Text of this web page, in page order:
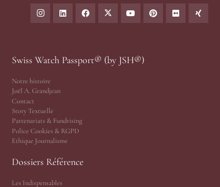
Swiss Watch Passport® (by JSH®)
Notre histoire
Joël A. Grandjean
Contact
Story Textuelle
Partenariats & Fundrising
Police Cookies & RGPD
Ethique Journalisme
Dossiers Référence
Les Indispensables